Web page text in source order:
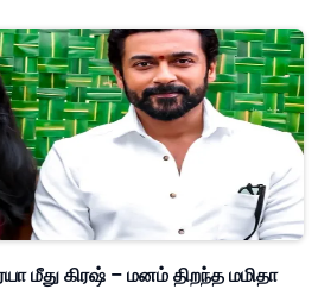
மீது கிரஷ் – மனம் திறந்த மமிதா